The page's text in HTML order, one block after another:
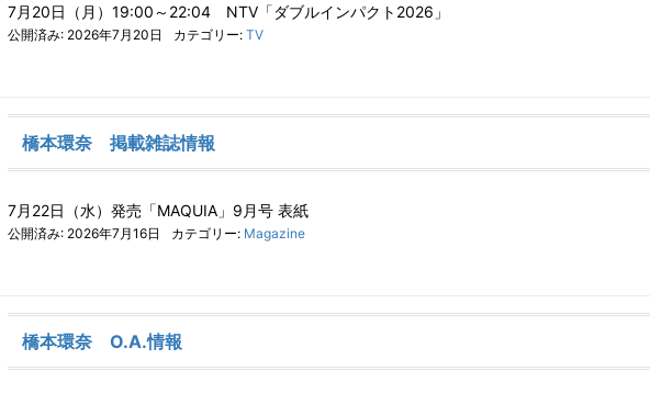
7月20日（月）19:00～22:04 NTV「ダブルインパクト2026」
公開済み: 2026年7月20日 カテゴリー: TV
橋本環奈 掲載雑誌情報
7月22日（水）発売「MAQUIA」9月号 表紙
公開済み: 2026年7月16日 カテゴリー: Magazine
橋本環奈 O.A.情報